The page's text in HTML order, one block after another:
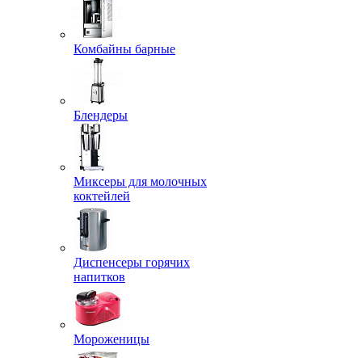
Комбайны барные
Блендеры
Миксеры для молочных
коктейлей
Диспенсеры горячих
напитков
Мороженицы